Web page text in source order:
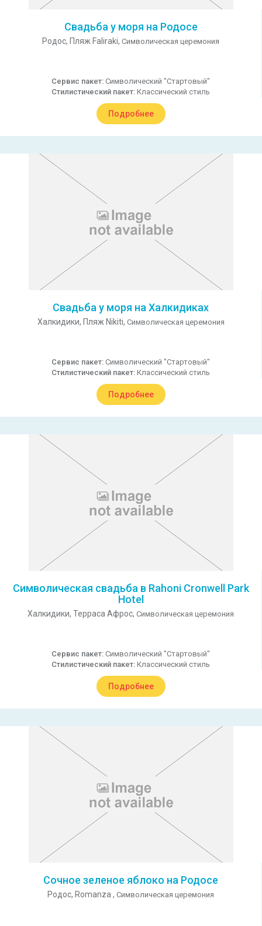
Свадьба у моря на Родосе
Родос, Пляж Faliraki, Символическая церемония
Сервис пакет: Символический "Стартовый"
Стилистический пакет: Классический стиль
Подробнее
Свадьба у моря на Халкидиках
Халкидики, Пляж Nikiti, Символическая церемония
Сервис пакет: Символический "Стартовый"
Стилистический пакет: Классический стиль
Подробнее
Символическая свадьба в Rahoni Cronwell Park
Hotel
Халкидики, Терраса Афрос, Символическая церемония
Сервис пакет: Символический "Стартовый"
Стилистический пакет: Классический стиль
Подробнее
Сочное зеленое яблоко на Родосе
Родос, Romanza , Символическая церемония